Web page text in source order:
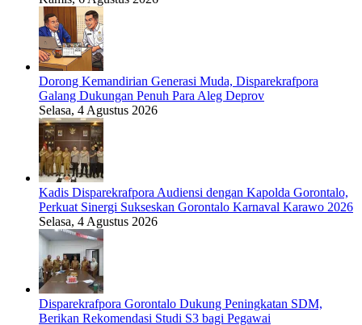
Dorong Kemandirian Generasi Muda, Disparekrafpora
Galang Dukungan Penuh Para Aleg Deprov
Selasa, 4 Agustus 2026
Kadis Disparekrafpora Audiensi dengan Kapolda Gorontalo,
Perkuat Sinergi Sukseskan Gorontalo Karnaval Karawo 2026
Selasa, 4 Agustus 2026
Disparekrafpora Gorontalo Dukung Peningkatan SDM,
Berikan Rekomendasi Studi S3 bagi Pegawai